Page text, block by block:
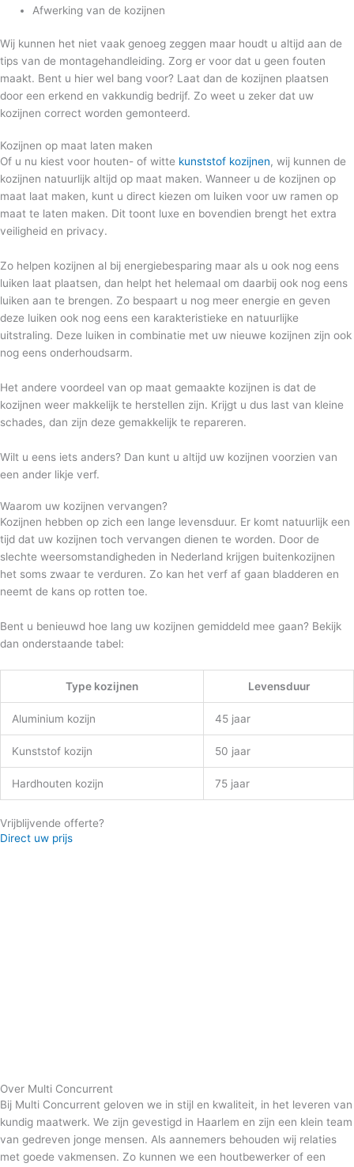
Afwerking van de kozijnen
Wij kunnen het niet vaak genoeg zeggen maar houdt u altijd aan de
tips van de montagehandleiding. Zorg er voor dat u geen fouten
maakt. Bent u hier wel bang voor? Laat dan de kozijnen plaatsen
door een erkend en vakkundig bedrijf. Zo weet u zeker dat uw
kozijnen correct worden gemonteerd.
Kozijnen op maat laten maken
Of u nu kiest voor houten- of witte kunststof kozijnen, wij kunnen de
kozijnen natuurlijk altijd op maat maken. Wanneer u de kozijnen op
maat laat maken, kunt u direct kiezen om luiken voor uw ramen op
maat te laten maken. Dit toont luxe en bovendien brengt het extra
veiligheid en privacy.
Zo helpen kozijnen al bij energiebesparing maar als u ook nog eens
luiken laat plaatsen, dan helpt het helemaal om daarbij ook nog eens
luiken aan te brengen. Zo bespaart u nog meer energie en geven
deze luiken ook nog eens een karakteristieke en natuurlijke
uitstraling. Deze luiken in combinatie met uw nieuwe kozijnen zijn ook
nog eens onderhoudsarm.
Het andere voordeel van op maat gemaakte kozijnen is dat de
kozijnen weer makkelijk te herstellen zijn. Krijgt u dus last van kleine
schades, dan zijn deze gemakkelijk te repareren.
Wilt u eens iets anders? Dan kunt u altijd uw kozijnen voorzien van
een ander likje verf.
Waarom uw kozijnen vervangen?
Kozijnen hebben op zich een lange levensduur. Er komt natuurlijk een
tijd dat uw kozijnen toch vervangen dienen te worden. Door de
slechte weersomstandigheden in Nederland krijgen buitenkozijnen
het soms zwaar te verduren. Zo kan het verf af gaan bladderen en
neemt de kans op rotten toe.
Bent u benieuwd hoe lang uw kozijnen gemiddeld mee gaan? Bekijk
dan onderstaande tabel:
Type kozijnen Levensduur
Aluminium kozijn 45 jaar
Kunststof kozijn 50 jaar
Hardhouten kozijn 75 jaar
Vrijblijvende offerte?
Direct uw prijs
Over Multi Concurrent
Bij Multi Concurrent geloven we in stijl en kwaliteit, in het leveren van
kundig maatwerk. We zijn gevestigd in Haarlem en zijn een klein team
van gedreven jonge mensen. Als aannemers behouden wij relaties
met goede vakmensen. Zo kunnen we een houtbewerker of een